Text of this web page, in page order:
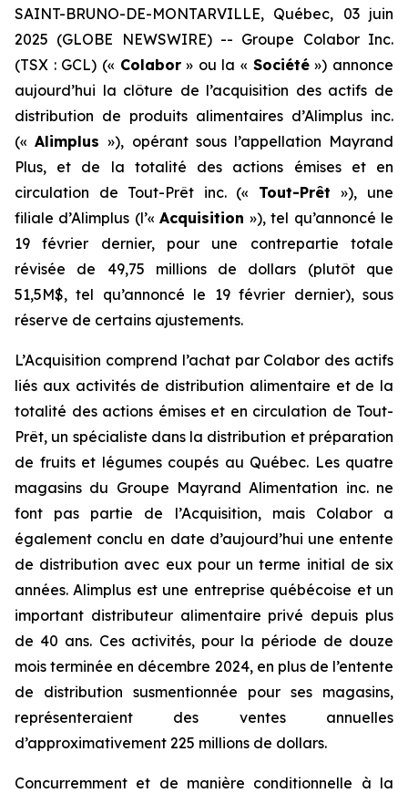
SAINT-BRUNO-DE-MONTARVILLE, Québec, 03 juin
2025 (GLOBE NEWSWIRE) -- Groupe Colabor Inc.
(TSX : GCL) (« Colabor» ou la « Société») annonce
aujourd’hui la clôture de l’acquisition des actifs de
distribution de produits alimentaires d’Alimplus inc.
(«Alimplus»), opérant sous l’appellation Mayrand
Plus, et de la totalité des actions émises et en
circulation de Tout-Prêt inc. (« Tout-Prêt»), une
filiale d’Alimplus (l’« Acquisition»), tel qu’annoncé le
19 février dernier, pour une contrepartie totale
révisée de 49,75 millions de dollars (plutôt que
51,5M$, tel qu’annoncé le 19 février dernier), sous
réserve de certains ajustements.
L’Acquisition comprend l’achat par Colabor des actifs
liés aux activités de distribution alimentaire et de la
totalité des actions émises et en circulation de Tout-
Prêt, un spécialiste dans la distribution et préparation
de fruits et légumes coupés au Québec. Les quatre
magasins du Groupe Mayrand Alimentation inc. ne
font pas partie de l’Acquisition, mais Colabor a
également conclu en date d’aujourd’hui une entente
de distribution avec eux pour un terme initial de six
années. Alimplus est une entreprise québécoise et un
important distributeur alimentaire privé depuis plus
de 40 ans. Ces activités, pour la période de douze
mois terminée en décembre 2024, en plus de l’entente
de distribution susmentionnée pour ses magasins,
représenteraient des ventes annuelles
d’approximativement 225 millions de dollars.
Concurremment et de manière conditionnelle à la